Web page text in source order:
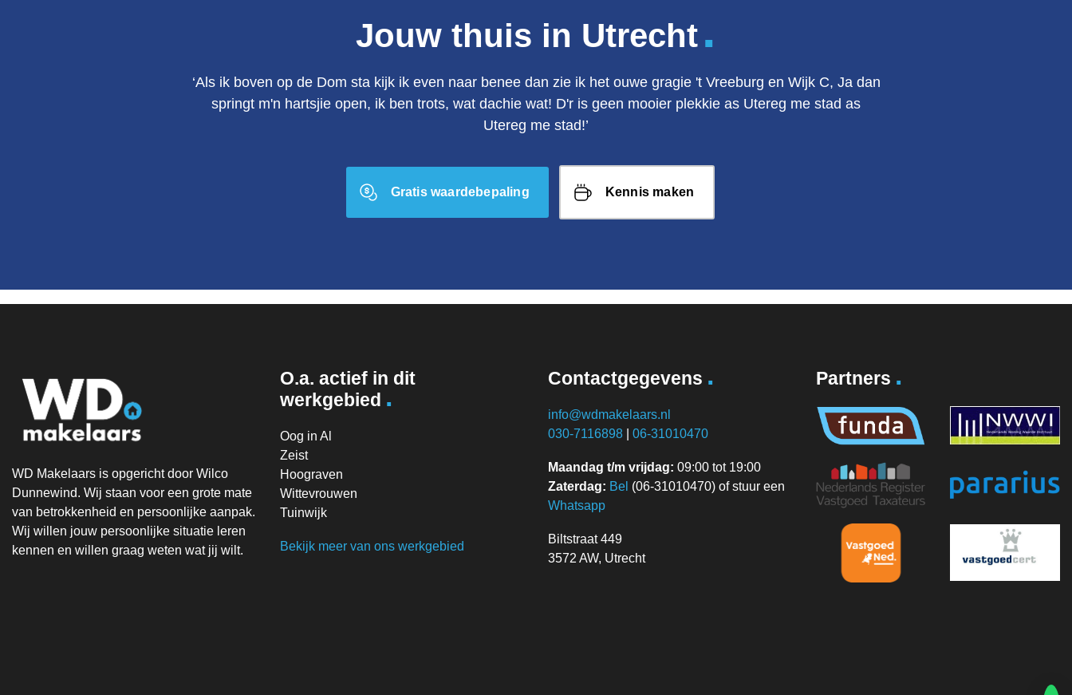
Jouw thuis in Utrecht.
‘Als ik boven op de Dom sta kijk ik even naar benee dan zie ik het ouwe gragie 't Vreeburg en Wijk C, Ja dan
springt m'n hartsjie open, ik ben trots, wat dachie wat! D'r is geen mooier plekkie as Utereg me stad as
Utereg me stad!’
Gratis waardebepaling Kennis maken
WD Makelaars is opgericht door Wilco
Dunnewind. Wij staan voor een grote mate
van betrokkenheid en persoonlijke aanpak.
Wij willen jouw persoonlijke situatie leren
kennen en willen graag weten wat jij wilt.
O.a. actief in dit
werkgebied .
Oog in Al
Zeist
Hoograven
Wittevrouwen
Tuinwijk
Bekijk meer van ons werkgebied
Contactgegevens .
info@wdmakelaars.nl
030-7116898
06-31010470
Maandag t/m vrijdag: 09:00 tot 19:00
Zaterdag: Bel (06-31010470) of stuur een
Whatsapp
Biltstraat 449
3572 AW, Utrecht
Partners .